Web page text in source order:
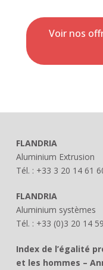
Voir nos
FLANDRIA
Aluminium Extrusion
Tél. : +33 3 20 14 61
FLANDRIA
Aluminium systèmes
Tél. : +33 (0)3 20 14
Index de l’égalité
et les hommes –